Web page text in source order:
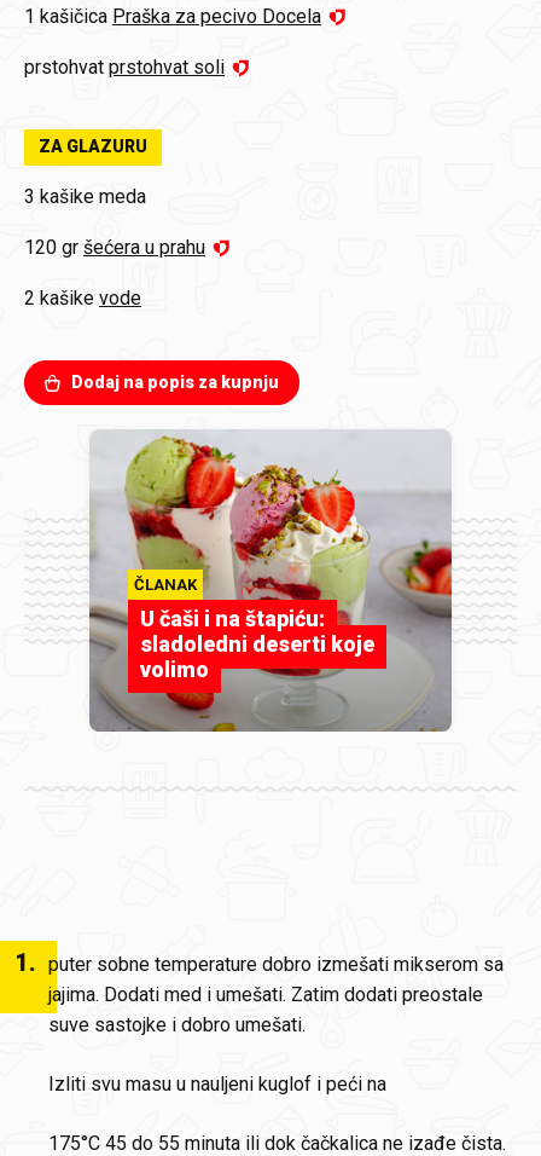
1 kašičica Praška za pecivo Docela
prstohvat prstohvat soli
ZA GLAZURU
3 kašike meda
120 gr šećera u prahu
2 kašike vode
Dodaj na popis za kupnju
ČLANAK
U čaši i na štapiću:
sladoledni deserti koje
volimo
1. puter sobne temperature dobro izmešati mikserom sa
jajima. Dodati med i umešati. Zatim dodati preostale
suve sastojke i dobro umešati.
Izliti svu masu u nauljeni kuglof i peći na
175°C 45 do 55 minuta ili dok čačkalica ne izađe čista.